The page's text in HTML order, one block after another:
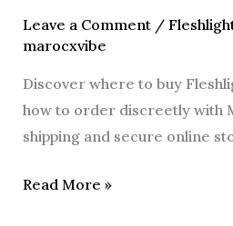
Leave a Comment /
marocxvibe
Discover where to buy
how to order discreetly with
shipping and secure online
to
Buy
How
to
Order
Read More »